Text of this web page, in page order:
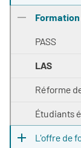
PASS
LAS
Réforme
Étudiants
L'offre de